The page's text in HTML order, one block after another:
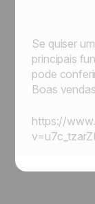
Se quiser
principais
pode
Boas
https://